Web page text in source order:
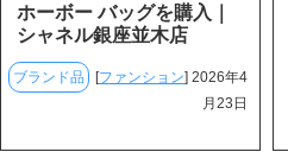
ホーボー バッグを購入｜
シャネル銀座並木店
ブランド品 [ファンション] 2026年4
月23日